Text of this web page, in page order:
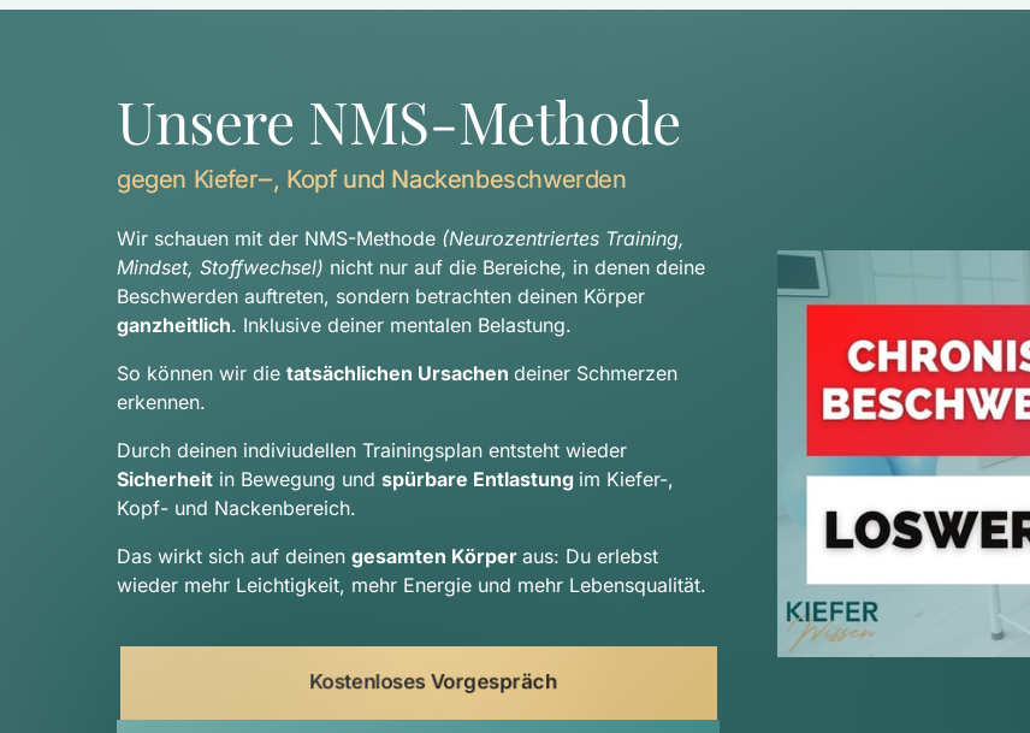
Unsere NMS-Methode
gegen Kiefer‒, Kopf und Nackenbeschwerden
Wir schauen mit der NMS-Methode (Neurozentriertes Training,
Mindset, Stoffwechsel) nicht nur auf die Bereiche, in denen deine
ganzheitlich. Inklusive deiner mentalen Belastung.
So können wir die tatsächlichen Ursachen deiner Schmerzen
erkennen.
Sicherheit in Bewegung und spürbare Entlastung im Kiefer-,
Kopf- und Nackenbereich.
Das wirkt sich auf deinen gesamten Körper aus: Du erlebst
wieder mehr Leichtigkeit, mehr Energie und mehr Lebensqualität.
Kostenloses Vorgespräch